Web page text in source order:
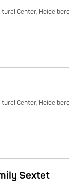
Center, Heidelberg
Center, Heidelberg
Sextet